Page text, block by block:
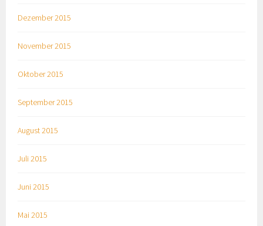
Dezember 2015
November 2015
Oktober 2015
September 2015
August 2015
Juli 2015
Juni 2015
Mai 2015